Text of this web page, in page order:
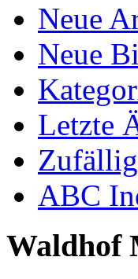
Neue
Neue
Letzte
ABC
Waldhof